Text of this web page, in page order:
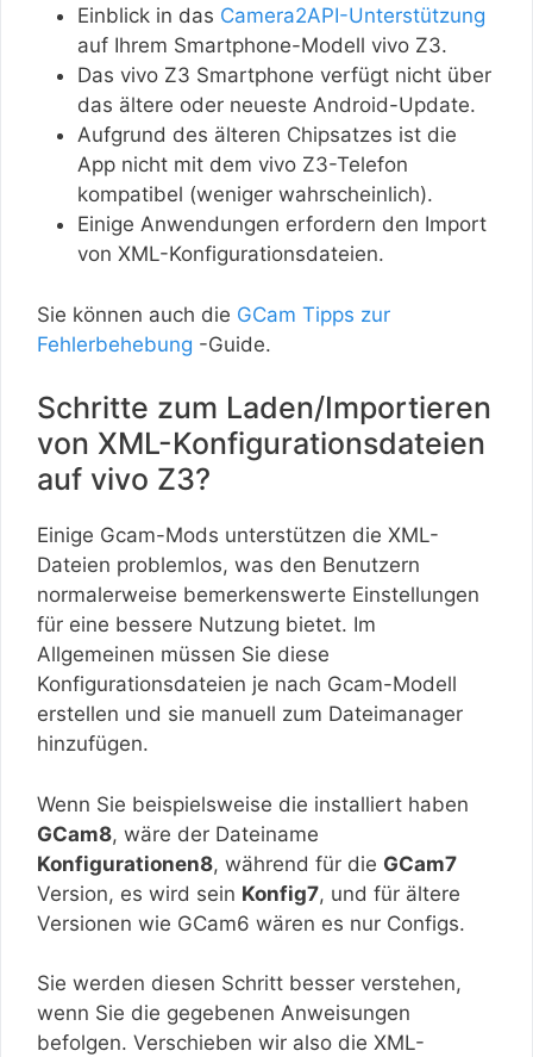
Einblick in das Camera2API-Unterstützung
auf Ihrem Smartphone-Modell vivo Z3.
Das vivo Z3 Smartphone verfügt nicht über
das ältere oder neueste Android-Update.
Aufgrund des älteren Chipsatzes ist die
App nicht mit dem vivo Z3-Telefon
kompatibel (weniger wahrscheinlich).
Einige Anwendungen erfordern den Import
von XML-Konfigurationsdateien.
Sie können auch die GCam Tipps zur
Fehlerbehebung -Guide.
Schritte zum Laden/Importieren
von XML-Konfigurationsdateien
auf vivo Z3?
Einige Gcam-Mods unterstützen die XML-
Dateien problemlos, was den Benutzern
normalerweise bemerkenswerte Einstellungen
für eine bessere Nutzung bietet. Im
Allgemeinen müssen Sie diese
Konfigurationsdateien je nach Gcam-Modell
erstellen und sie manuell zum Dateimanager
hinzufügen.
Wenn Sie beispielsweise die installiert haben
GCam8, wäre der Dateiname
Konfigurationen8, während für die GCam7
Version, es wird sein Konfig7, und für ältere
Versionen wie GCam6 wären es nur Configs.
Sie werden diesen Schritt besser verstehen,
wenn Sie die gegebenen Anweisungen
befolgen. Verschieben wir also die XML-